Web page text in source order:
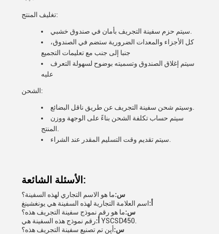
تغليف المنتج:
كل الأجزاء والمعدات الضرورية ستضم في الصندوق،
جنبا إلى جنب مع تعليمات التجميع
سيتم إغلاق الصندوق وتسميته بوضوح لسهولة التعرف
عليه
الشحن:
سيتم حساب تكلفة الشحن بناءً على الوجهة ووزن
الأسئلة الشائعة:
س:ما هو الاسم التجاري لهذه السفينة؟
أ:اسم العلامة التجارية لهذه السفينة هي يونغشينغ
س:ما هو رقم نموذج سفينة التجريف هذه؟
أ: رقم نموذج هذه السفينة هي YSCSD450.
س:أين تم تصنيع سفينة التجريف هذه؟